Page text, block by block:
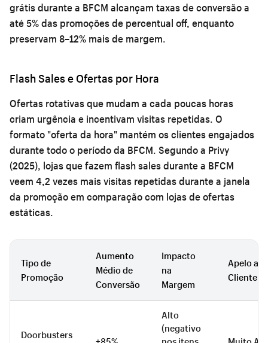
grátis durante a BFCM alcançam taxas de conversão a
até 5% das promoções de percentual off, enquanto
preservam 8–12% mais de margem.
Flash Sales e Ofertas por Hora
Ofertas rotativas que mudam a cada poucas horas
criam urgência e incentivam visitas repetidas. O
formato "oferta da hora" mantém os clientes engajados
durante todo o período da BFCM. Segundo a Privy
(2025), lojas que fazem flash sales durante a BFCM
veem 4,2 vezes mais visitas repetidas durante a janela
da promoção em comparação com lojas de ofertas
estáticas.
Tipo de
Promoção
Aumento
Médio de
Conversão
Impacto
na
Margem
Apelo ao
Cliente
Doorbusters
Alto
(negativo